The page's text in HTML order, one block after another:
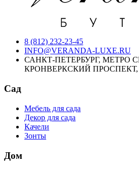
8 (812) 232-23-45
INFO@VERANDA-LUXE.RU
САНКТ-ПЕТЕРБУРГ, МЕТРО
КРОНВЕРКСКИЙ ПРОСПЕКТ,
Сад
Мебель для сада
Декор для сада
Качели
Зонты
Дом